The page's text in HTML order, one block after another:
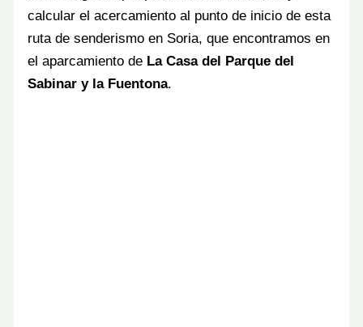
calcular el acercamiento al punto de inicio de esta
ruta de senderismo en Soria, que encontramos en
el aparcamiento de La Casa del Parque del
Sabinar y la Fuentona.